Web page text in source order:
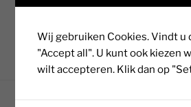
r
Telefoon: 06-12384491
Kvk: 86541021
Wij gebruiken Cookies. Vindt u
"Accept all". U kunt ook kiezen
wilt accepteren. Klik dan op